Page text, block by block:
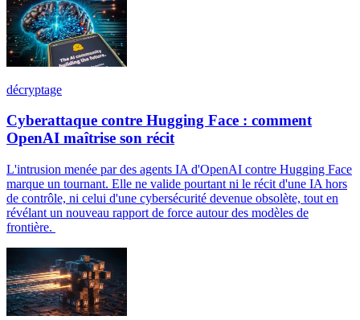
décryptage
Cyberattaque contre Hugging Face : comment
OpenAI maîtrise son récit
L'intrusion menée par des agents IA d'OpenAI contre Hugging Face
marque un tournant. Elle ne valide pourtant ni le récit d'une IA hors
de contrôle, ni celui d'une cybersécurité devenue obsolète, tout en
révélant un nouveau rapport de force autour des modèles de
frontière.